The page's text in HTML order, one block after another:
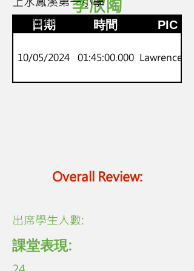
李欣陶
日期 時間 PIC
10/05/2024 01:45:00.000 Lawrence Lo
Overall Review:
神探伽利略
​出席學生人數:
課堂表現: